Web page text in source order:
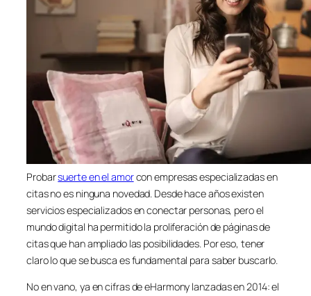
Probarsuerte en el amorcon empresas especializadas en
citas no es ninguna novedad. Desde hace años existen
servicios especializados en conectar personas, pero el
mundo digital ha permitido la proliferación de páginas de
citas que han ampliado las posibilidades. Por eso, tener
claro lo que se busca es fundamental para saber buscarlo.
No en vano, ya en cifras de eHarmony lanzadas en 2014: el